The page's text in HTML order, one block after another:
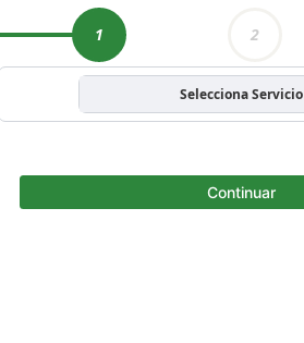
1 2
Selecciona Servicio
Continuar